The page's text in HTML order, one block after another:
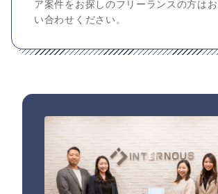
ア案件をお探しのフリーランスの方は
い合わせください。